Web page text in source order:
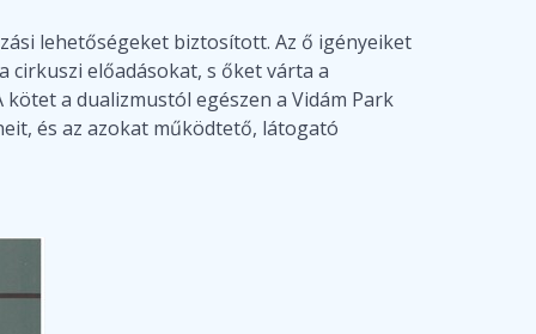
lehetőségeket biztosított. Az ő igényeiket
előadásokat, s őket várta a
a dualizmustól egészen a Vidám Park
és az azokat működtető, látogató